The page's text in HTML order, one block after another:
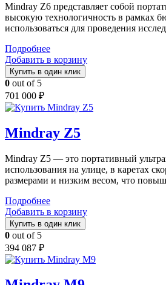
Mindray Z6 представляет собой
высокую технологичность в рамках
использоваться для проведения
Подробнее
Добавить в корзину
Купить в один клик
0 out of 5
701 000 ₽
Mindray Z5
Mindray Z5 — это портативный
использования на улице, в каретах
размерами и низким весом, что
Подробнее
Добавить в корзину
Купить в один клик
0 out of 5
394 087 ₽